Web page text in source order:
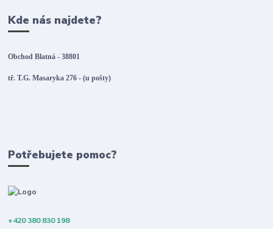
Kde nás najdete?
Obchod Blatná - 38801
tř. T.G. Masaryka 276 - (u pošty)
Potřebujete pomoc?
+420 380 830 198